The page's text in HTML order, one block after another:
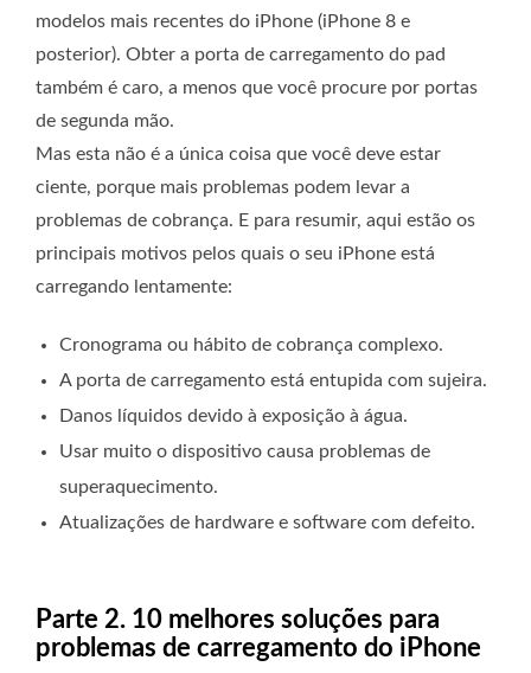
modelos mais recentes do iPhone (iPhone 8 e
posterior). Obter a porta de carregamento do pad
também é caro, a menos que você procure por portas
de segunda mão.
Mas esta não é a única coisa que você deve estar
ciente, porque mais problemas podem levar a
problemas de cobrança. E para resumir, aqui estão os
principais motivos pelos quais o seu iPhone está
carregando lentamente:
Cronograma ou hábito de cobrança complexo.
A porta de carregamento está entupida com sujeira.
Danos líquidos devido à exposição à água.
Usar muito o dispositivo causa problemas de
superaquecimento.
Atualizações de hardware e software com defeito.
Parte 2. 10 melhores soluções para
problemas de carregamento do iPhone